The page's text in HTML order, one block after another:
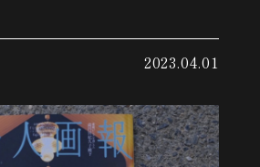
2023.04.01